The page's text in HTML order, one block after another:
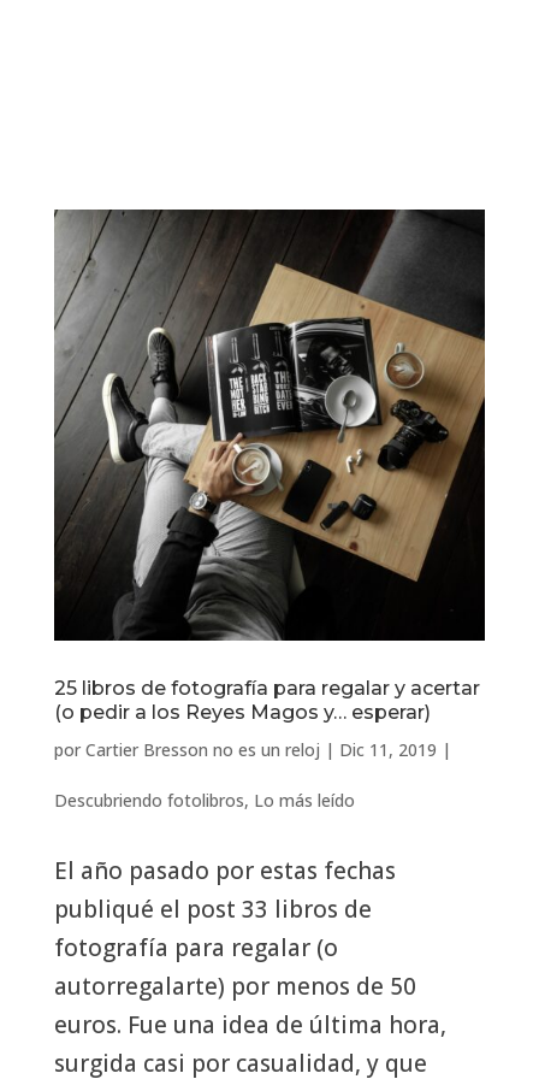
25 libros de fotografía para regalar y acertar
(o pedir a los Reyes Magos y… esperar)
por Cartier Bresson no es un reloj | Dic 11, 2019 |
Descubriendo fotolibros, Lo más leído
El año pasado por estas fechas
publiqué el post 33 libros de
fotografía para regalar (o
autorregalarte) por menos de 50
euros. Fue una idea de última hora,
surgida casi por casualidad, y que